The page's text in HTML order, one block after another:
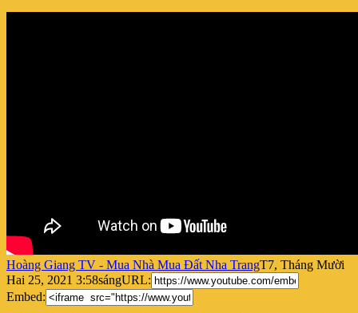
Hoàng Giang TV - Mua Nhà Mua Đất Nha TrangT7, Tháng Mười
Hai 25, 2021 3:58sángURL:
Embed: